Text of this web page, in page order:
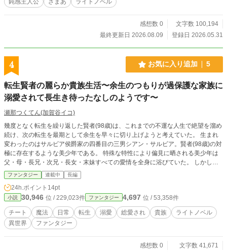
ま、この世界でどう生きるべきか？ タイトル変更しました 前タイトル「悪役神
鈍感主人公
ざまあ ライトノベル
感想数 0
文字数 100,194
最終更新日 2026.08.09
登録日 2026.05.31
4 お気に入り追加 5
転生賢者の麗らか貴族生活〜余生のつもりが過保護な家族に
溺愛されて長生き待ったなしのようです〜
瀬那つくてん(加賀谷イコ)
幾度となく転生を繰り返した賢者(98歳)は、これまでの不運な人生で絶望を溜め
続け、次の転生を最期として余生を早々に切り上げようと考えていた。 生まれ
変わったのはサルビア侯爵家の四番目の三男シアン・サルビア。賢者(98歳)の対
極に存在するような美少年である。 特殊な特性により偏見に晒される美少年は
父・母・長兄・次兄・長女・末妹すべての愛情を全身に浴びていた。 しかし、
シアンも辛い環境によりその愛を実感することができず苦しんでいた。シアン(7
歳)の人生を背負った賢者(98歳)は、不運の少年を愛すべき家族とともに幸せに
することを決意する。 嘘偽りのない愛情が賢者の常識を変える、サルビア侯爵
家の日常のお話。 ＊小説家になろう、カクヨムにも掲載中 ＊同人誌版1巻 頒
布中
ファンタジー 連載中 長編
24h.ポイント 14pt
小説 30,946 位 / 229,023件 ファンタジー 4,697 位 / 53,358件
チート 魔法 日常 転生 溺愛 総愛され 貴族
ライトノベル
異世界
ファンタジー
感想数 0
文字数 41,671